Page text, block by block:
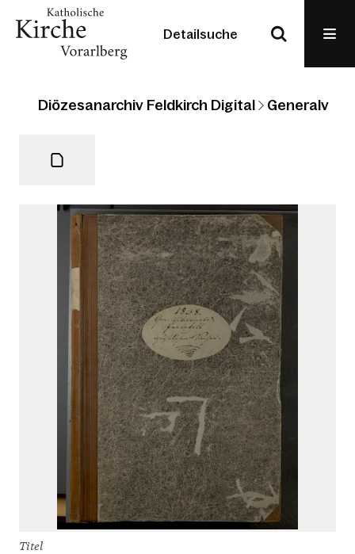
Detailsuche
Diözesanarchiv Feldkirch Digital
Titel